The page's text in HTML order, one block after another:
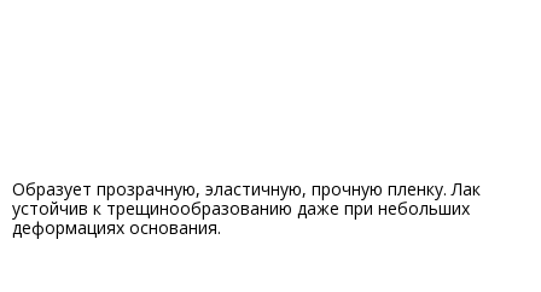
Образует прозрачную, эластичную, прочную пленку. Лак
устойчив к трещинообразованию даже при небольших
деформациях основания.